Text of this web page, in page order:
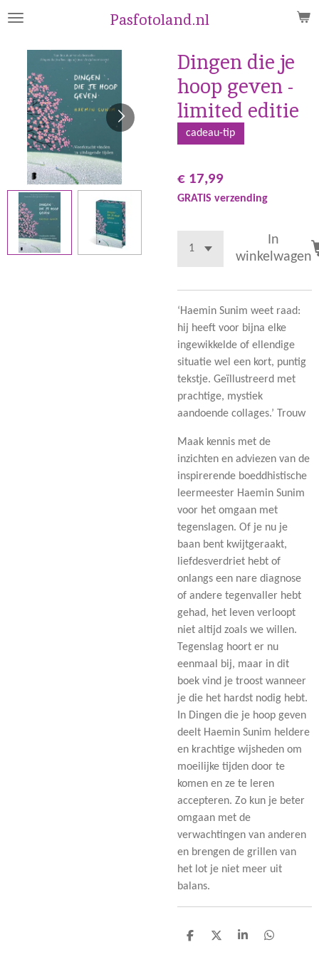
Ga
naar
hoofdinhoud
Pasfotoland.nl
Dingen die je
hoop geven -
limited editie
cadeau-tip
€ 17,99
GRATIS verzending
In
winkelwagen
‘Haemin Sunim weet raad:
hij heeft voor bijna elke
ingewikkelde of ellendige
situatie wel een kort, puntig
tekstje. Geïllustreerd met
prachtige, mystiek
aandoende collages.’ Trouw
Maak kennis met de
inzichten en adviezen van de
inspirerende boeddhistische
leermeester Haemin Sunim
voor het omgaan met
tegenslagen. Of je nu je
baan bent kwijtgeraakt,
liefdesverdriet hebt of
onlangs een nare diagnose
of andere tegenvaller hebt
gehad, het leven verloopt
niet altijd zoals we willen.
Tegenslag hoort er nu
eenmaal bij, maar in dit
boek vind je troost wanneer
je die het hardst nodig hebt.
In Dingen die je hoop geven
deelt Haemin Sunim heldere
en krachtige wijsheden om
moeilijke tijden door te
komen en ze te leren
accepteren. Zo kun je beter
omgaan met de
verwachtingen van anderen
en brengen de grillen van
het lot je niet meer uit
balans.
D
D
S
D